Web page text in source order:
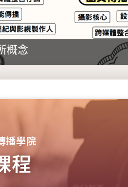
概念
播學院
程